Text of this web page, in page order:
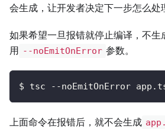
会生成，让开发者决定下一步怎么处
如果希望一旦报错就停止编译，不生
用 --noEmitOnError 参数。
$ tsc --noEmitOnError
上面命令在报错后，就不会生成